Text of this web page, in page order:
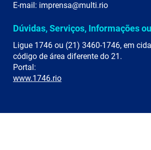
E-mail: imprensa@multi.rio
Dúvidas, Serviços, Informações
Ligue 1746 ou (21) 3460-1746, em
código de área diferente do 21.
Portal:
www.1746.rio